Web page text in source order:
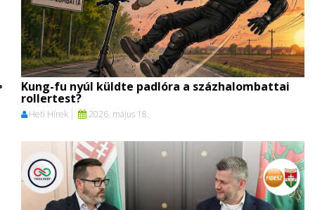
Kung-fu nyúl küldte padlóra a százhalombattai
rollertest?
Heti Hírek 2026. május 18.